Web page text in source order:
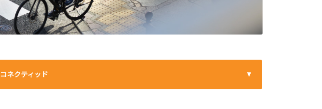
コネクティッド